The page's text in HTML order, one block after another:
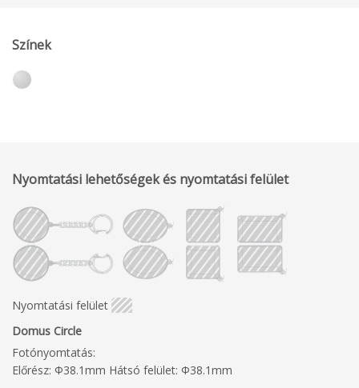
Színek
Nyomtatási lehetőségek és nyomtatási felület
Nyomtatási felület
Domus Circle
Fotónyomtatás:
Előrész: Φ38.1mm Hátsó felület: Φ38.1mm